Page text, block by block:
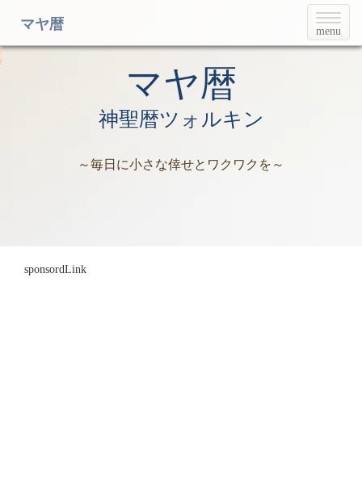
T
o
g
menu
マヤ暦
マヤ暦
神聖暦ツォルキン
～毎日に小さな倖せとワクワクを～
sponsordLink